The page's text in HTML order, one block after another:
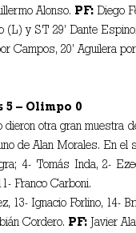
Alonso. PF: Diego
(L) y ST 29’ Dante
Campos, 20’ Aguilera
5 – Olimpo 0
otra gran muestra
de Alan Morales. En el
4- Tomás Inda, 2-
Franco Carboni.
13- Ignacio Forlino, 14-
Cordero. PF: Javier